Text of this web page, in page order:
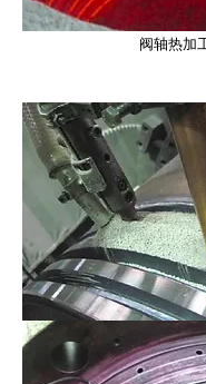
阀轴热加